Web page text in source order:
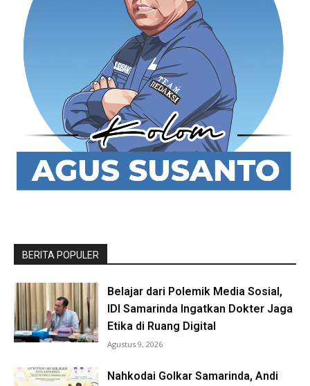
BERITA POPULER
Belajar dari Polemik Media Sosial,
IDI Samarinda Ingatkan Dokter Jaga
Etika di Ruang Digital
Agustus 9, 2026
Nahkodai Golkar Samarinda, Andi